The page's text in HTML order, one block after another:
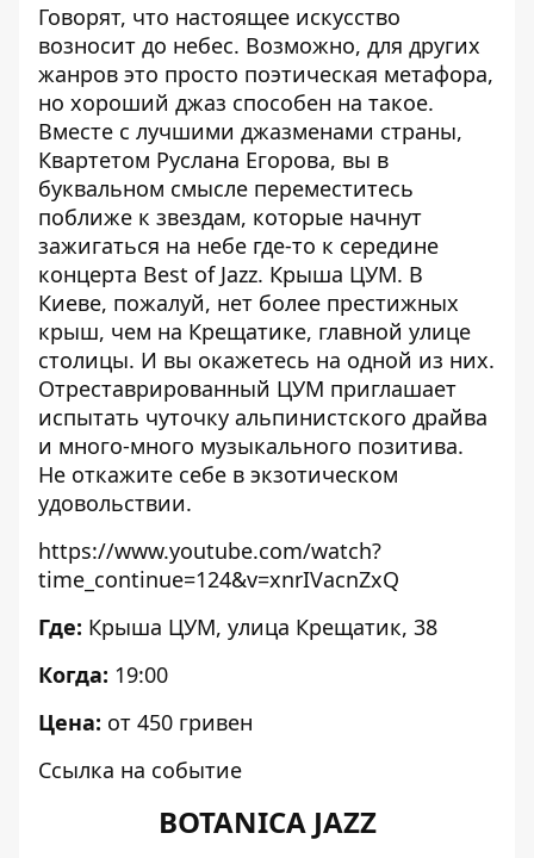
Говорят, что настоящее искусство
возносит до небес. Возможно, для других
жанров это просто поэтическая метафора,
но хороший джаз способен на такое.
Вместе с лучшими джазменами страны,
Квартетом Руслана Егорова, вы в
буквальном смысле переместитесь
поближе к звездам, которые начнут
зажигаться на небе где-то к середине
концерта Best of Jazz. Крыша ЦУМ. В
Киеве, пожалуй, нет более престижных
крыш, чем на Крещатике, главной улице
столицы. И вы окажетесь на одной из них.
Отреставрированный ЦУМ приглашает
испытать чуточку альпинистского драйва
и много-много музыкального позитива.
Не откажите себе в экзотическом
удовольствии.
https://www.youtube.com/watch?
time_continue=124&v=xnrIVacnZxQ
Где: Крыша ЦУМ, улица Крещатик, 38
Когда: 19:00
Цена: от 450 гривен
Ссылка на событие
BOTANICA JAZZ